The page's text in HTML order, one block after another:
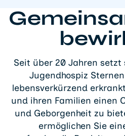
Seit über 20 Jahren
Jugendhospiz
lebensverkürzend
und ihren Familien einen
und Geborgenheit zu
ermöglichen Sie